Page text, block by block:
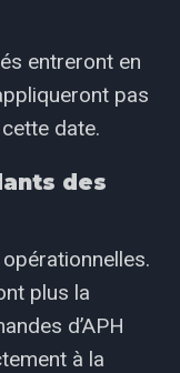
entreront en
pas
date.
des
plus la
d’APH
à la